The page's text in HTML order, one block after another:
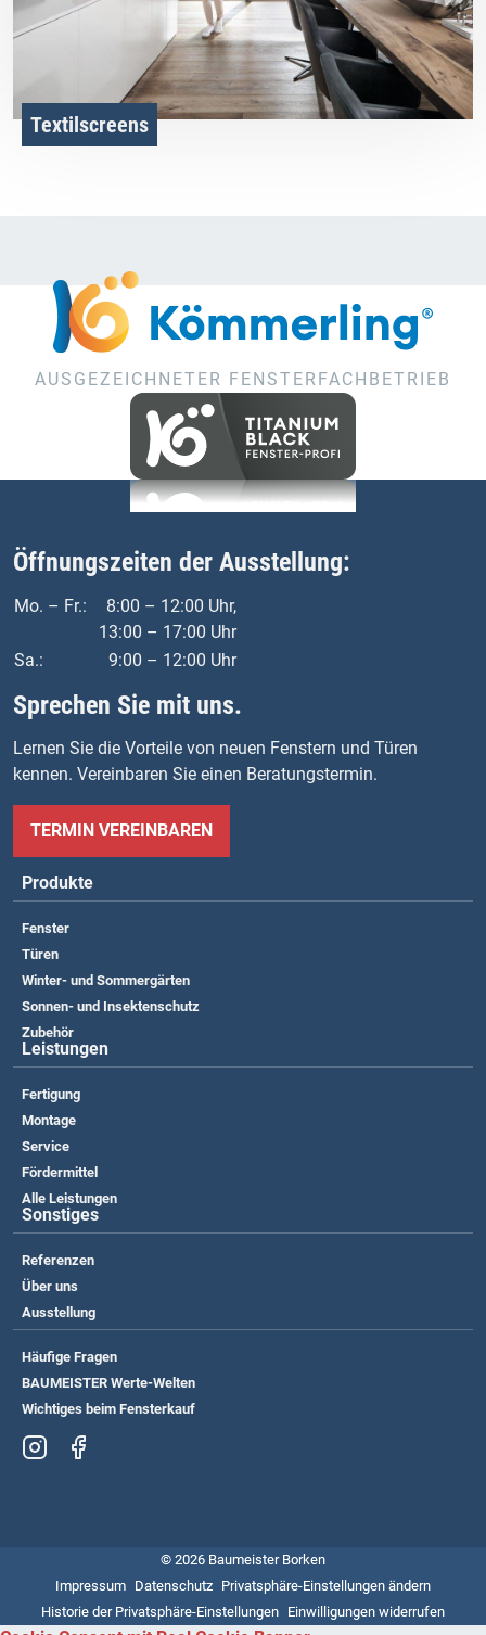
Textilscreens
AUSGEZEICHNETER FENSTERFACHBETRIEB
Öffnungszeiten der Ausstellung:
Mo. – Fr.:
8:00 – 12:00 Uhr,
13:00 – 17:00 Uhr
Sa.:
9:00 – 12:00 Uhr
Sprechen Sie mit uns.
Lernen Sie die Vorteile von neuen Fenstern und Türen
kennen. Vereinbaren Sie einen Beratungstermin.
TERMIN VEREINBAREN
Produkte
Fenster
Türen
Winter- und Sommergärten
Sonnen- und Insektenschutz
Zubehör
Leistungen
Fertigung
Montage
Service
Fördermittel
Alle Leistungen
Sonstiges
Referenzen
Über uns
Ausstellung
Häufige Fragen
BAUMEISTER Werte-Welten
Wichtiges beim Fensterkauf
© 2026 Baumeister Borken
Impressum Datenschutz Privatsphäre-Einstellungen ändern
Historie der Privatsphäre-Einstellungen Einwilligungen widerrufen